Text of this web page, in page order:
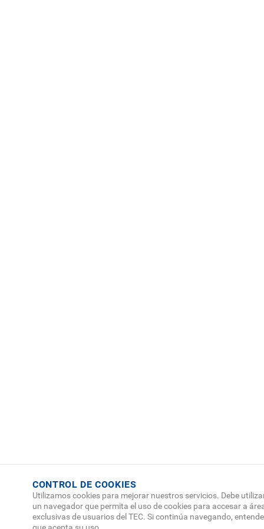
CONTROL DE COOKIES
Utilizamos cookies para mejorar nuestros servicios. Debe
un navegador que permita el uso de cookies para accesar a
exclusivas de usuarios del TEC. Si continúa navegando,